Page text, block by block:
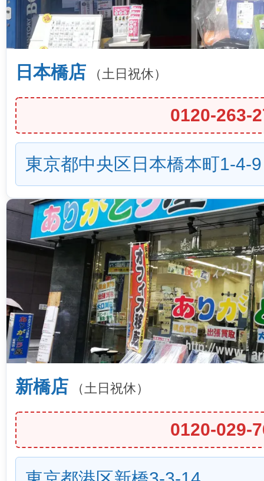
日本橋店 （土日祝休）
0120-263-
東京都中央区日本橋本町1-4-9
新橋店 （土日祝休）
0120-029-